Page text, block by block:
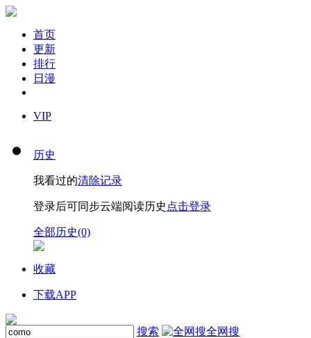
首页
更新
排行
日漫
VIP
历史
我看过的清除记录
登录后可同步云端阅读历史 点击登录
全部历史(0)
收藏
下载APP
搜索 全网搜